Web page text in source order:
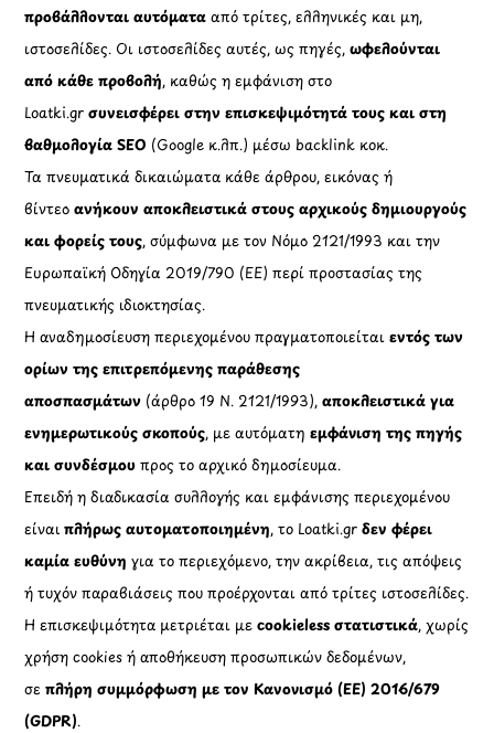
προβάλλονται αυτόματααπό τρίτες, ελληνικές και μη,
ιστοσελίδες. Οι ιστοσελίδες αυτές, ως πηγές,ωφελούνται
από κάθε προβολή, καθώς η εμφάνιση στο
Loatki.gr συνεισφέρει στην επισκεψιμότητά τους και στη
βαθμολογία SEO (Google κ.λπ.) μέσω backlink κοκ.
Τα πνευματικά δικαιώματα κάθε άρθρου, εικόνας ή
βίντεοανήκουν αποκλειστικά στους αρχικούς δημιουργούς
και φορείς τους, σύμφωνα με τον Νόμο 2121/1993 και την
Ευρωπαϊκή Οδηγία 2019/790 (ΕΕ) περί προστασίας της
πνευματικής ιδιοκτησίας.
Η αναδημοσίευση περιεχομένου πραγματοποιείταιεντός των
ορίων της επιτρεπόμενης παράθεσης
αποσπασμάτων (άρθρο 19 Ν. 2121/1993), αποκλειστικά για
ενημερωτικούς σκοπούς, με αυτόματηεμφάνιση της πηγής
και συνδέσμου προς το αρχικό δημοσίευμα.
Επειδή η διαδικασία συλλογής και εμφάνισης περιεχομένου
είναιπλήρως αυτοματοποιημένη, το Loatki.grδεν φέρει
καμία ευθύνη για το περιεχόμενο, την ακρίβεια, τις απόψεις
ή τυχόν παραβιάσεις που προέρχονται από τρίτες ιστοσελίδες.
Η επισκεψιμότητα μετριέται μεcookieless στατιστικά, χωρίς
χρήση cookies ή αποθήκευση προσωπικών δεδομένων,
σεπλήρη συμμόρφωση με τον Κανονισμό (ΕΕ) 2016/679
(GDPR).